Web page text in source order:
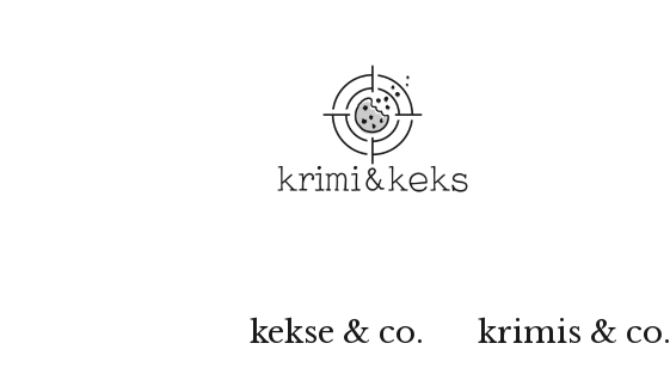
kekse & co. krimis & co.